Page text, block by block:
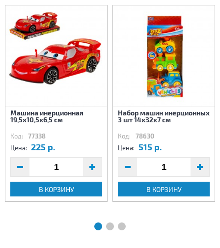
Машина инерционная
19,5х10,5х6,5 см
Код: 77338
Цена: 225 р.
В КОРЗИНУ
Набор машин инерционных
3 шт 14х32х7 см
Код: 78630
Цена: 515 р.
В КОРЗИНУ